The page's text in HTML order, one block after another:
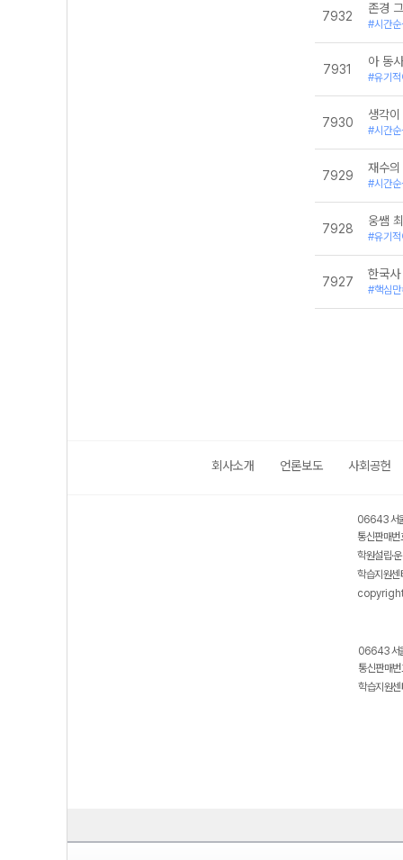
7932
존경
#시간
7931
아 동
#유기
7930
생각
#시간
7929
재수
#시간
7928
웅쌤
#유기
7927
한국
#핵심
회사소개 언론보도 사회공헌
06643 서
통신판매
학원설립·
학습지원
06643 서
통신판매
학습지원